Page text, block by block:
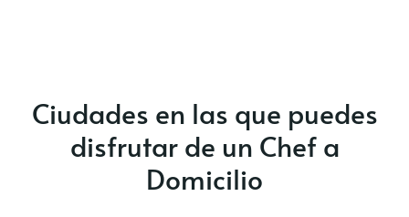
Ciudades en las que puedes
disfrutar de un Chef a
Domicilio